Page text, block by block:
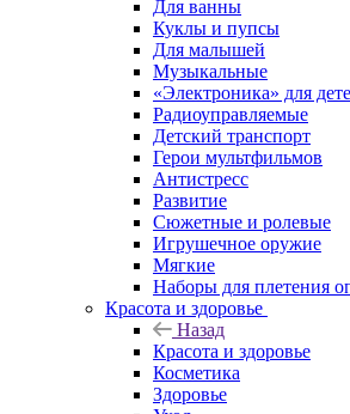
Для ванны
Куклы и пупсы
Для малышей
Музыкальные
«Электроника» для
Радиоуправляемые
Детский транспорт
Герои мультфильмов
Антистресс
Развитие
Сюжетные и ролевые
Игрушечное оружие
Мягкие
Наборы для плетения
Красота и здоровье
Назад
Красота и здоровье
Косметика
Здоровье